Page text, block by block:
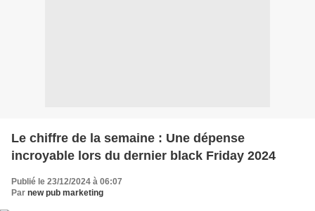
Le chiffre de la semaine : Une dépense
incroyable lors du dernier black Friday 2024
Publié le 23/12/2024 à 06:07
Par new pub marketing